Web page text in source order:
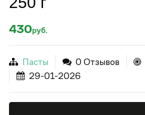
430руб.
Пасты 0 Отзывов
29-01-2026